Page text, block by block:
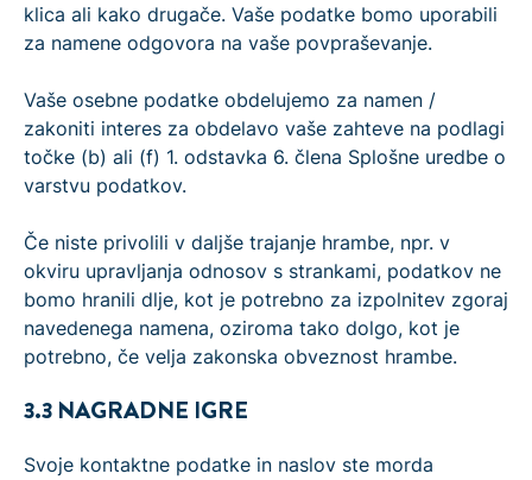
klica ali kako drugače. Vaše podatke bomo uporabili
za namene odgovora na vaše povpraševanje.
Vaše osebne podatke obdelujemo za namen /
zakoniti interes za obdelavo vaše zahteve na podlagi
točke (b) ali (f) 1. odstavka 6. člena Splošne uredbe o
varstvu podatkov.
Če niste privolili v daljše trajanje hrambe, npr. v
okviru upravljanja odnosov s strankami, podatkov ne
bomo hranili dlje, kot je potrebno za izpolnitev zgoraj
navedenega namena, oziroma tako dolgo, kot je
potrebno, če velja zakonska obveznost hrambe.
3.3 NAGRADNE IGRE
Svoje kontaktne podatke in naslov ste morda